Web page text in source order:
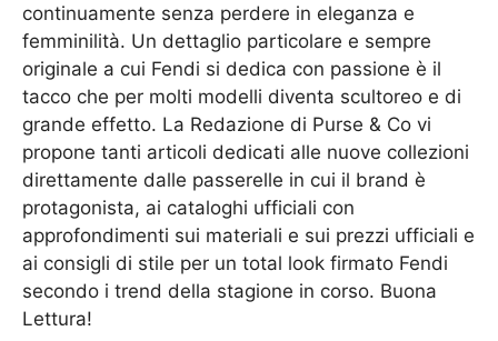
continuamente senza perdere in eleganza e
femminilità. Un dettaglio particolare e sempre
originale a cui Fendi si dedica con passione è il
tacco che per molti modelli diventa scultoreo e di
grande effetto. La Redazione di Purse & Co vi
propone tanti articoli dedicati alle nuove collezioni
direttamente dalle passerelle in cui il brand è
protagonista, ai cataloghi ufficiali con
approfondimenti sui materiali e sui prezzi ufficiali e
ai consigli di stile per un total look firmato Fendi
secondo i trend della stagione in corso. Buona
Lettura!